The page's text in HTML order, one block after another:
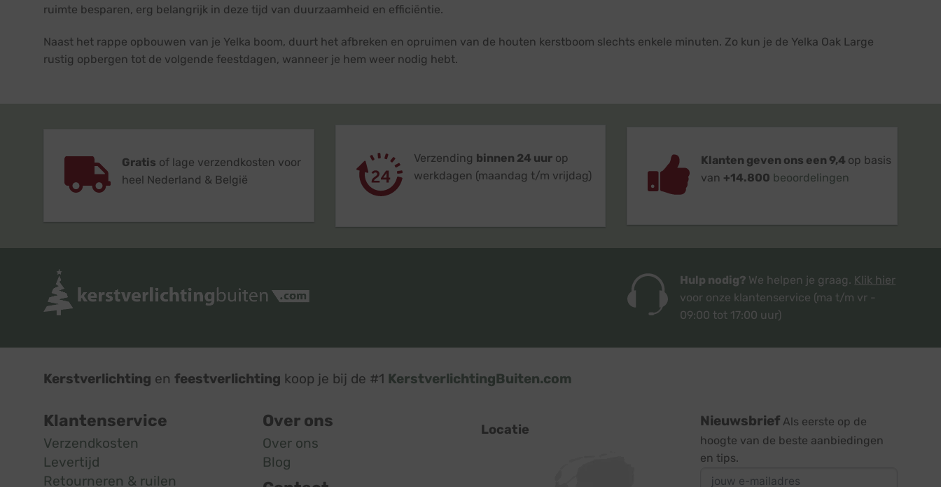
ruimte besparen, erg belangrijk in deze tijd van duurzaamheid en efficiëntie.
Naast het rappe opbouwen van je Yelka boom, duurt het afbreken en opruimen van de houten kerstboom slechts enkele minuten. Zo kun je de Yelka Oak Large
rustig opbergen tot de volgende feestdagen, wanneer je hem weer nodig hebt.
Gratis of lage verzendkosten voor
heel Nederland & België
Verzending binnen 24 uurop
werkdagen (maandag t/m vrijdag)
Klanten geven ons een 9,4 op basis
van +14.800 beoordelingen
Hulp nodig? We helpen je graag. Klik hier
voor onze klantenservice (ma t/m vr -
09:00 tot 17:00 uur)
Kerstverlichting en feestverlichting koop je bij de #1 KerstverlichtingBuiten.com
Klantenservice
Verzendkosten
Levertijd
Retourneren & ruilen
Over ons
Over ons
Blog
Locatie
Nieuwsbrief Als eerste op de
hoogte van de beste aanbiedingen
en tips.